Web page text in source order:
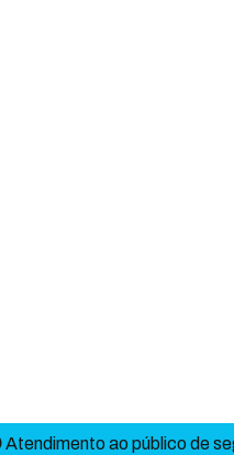
Atendimento ao público de